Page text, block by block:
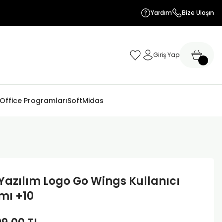
Yardım Bize Ulaşın
Giriş Yap
ProgramlarıSoftMidas
Logo Go Wings Kullanıcı
+10